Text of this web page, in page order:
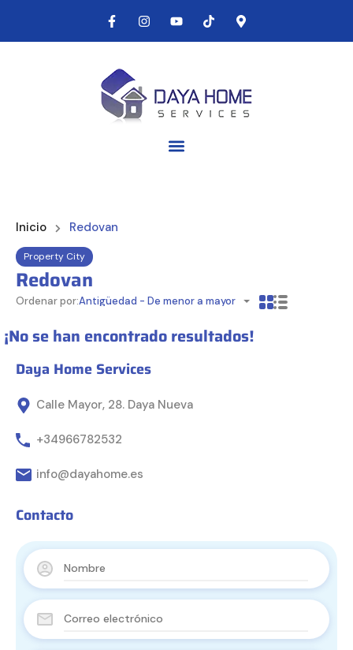
Inicio Redovan
Property City
Redovan
Ordenar por:Antigüedad - De menor a mayor
¡No se han encontrado resultados!
Daya Home Services
Calle Mayor, 28. Daya Nueva
+34966782532
info@dayahome.es
Contacto